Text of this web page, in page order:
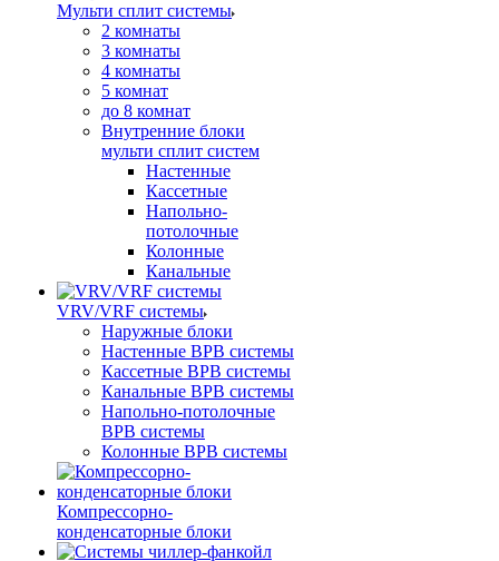
Мульти сплит системы
2 комнаты
3 комнаты
4 комнаты
5 комнат
до 8 комнат
Внутренние блоки
мульти сплит систем
Настенные
Кассетные
Напольно-
потолочные
Колонные
Канальные
VRV/VRF системы
Наружные блоки
Настенные ВРВ системы
Кассетные ВРВ системы
Канальные ВРВ системы
Напольно-потолочные
ВРВ системы
Колонные ВРВ системы
Компрессорно-
конденсаторные блоки